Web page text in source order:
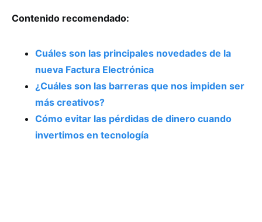
Contenido recomendado:
Cuáles son las principales novedades de la
nueva Factura Electrónica
¿Cuáles son las barreras que nos impiden ser
más creativos?
Cómo evitar las pérdidas de dinero cuando
invertimos en tecnología